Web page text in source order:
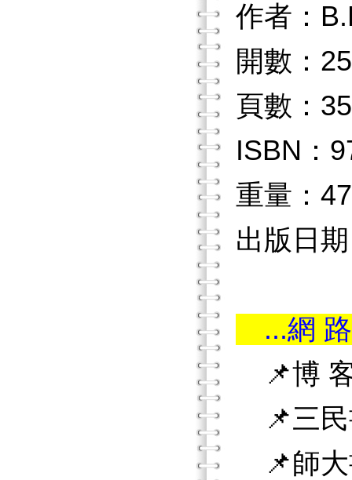
作者：
開數：25
頁數：
ISBN：
重量：
出版日
...網
📌博
📌三民
📌師大